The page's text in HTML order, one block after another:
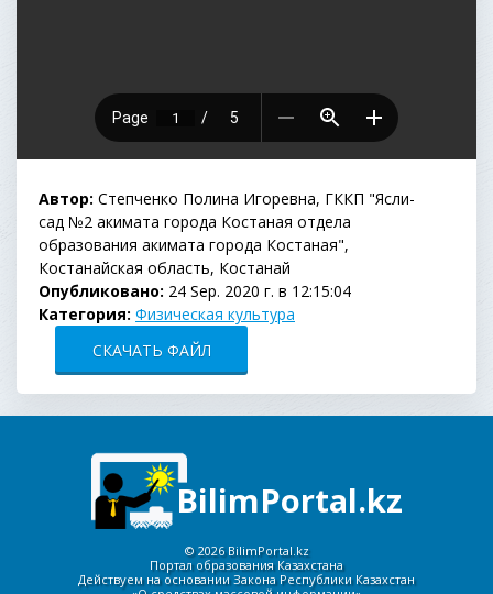
Автор: Степченко Полина Игоревна, ГККП "Ясли-
сад №2 акимата города Костаная отдела
образования акимата города Костаная",
Костанайская область, Костанай
Опубликовано: 24 Sep. 2020 г. в 12:15:04
Категория: Физическая культура
СКАЧАТЬ ФАЙЛ
BilimPortal.kz
©2026 BilimPortal.kz
Портал образования Казахстана
Действуем на основании Закона Республики Казахстан